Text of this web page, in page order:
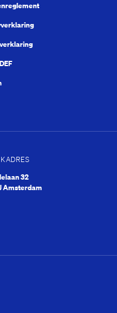
32
Amsterdam